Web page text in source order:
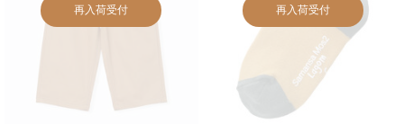
再入荷受付 再入荷受付